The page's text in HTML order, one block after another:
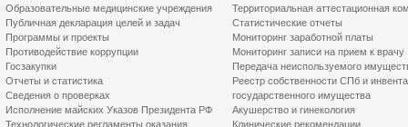
Образовательные медицинские учреждения
Публичная декларация целей и задач
Программы и проекты
Противодействие коррупции
Госзакупки
Отчеты и статистика
Сведения о проверках
Исполнение майских Указов Президента РФ
Технологические регламенты оказания
Территориальная аттестационная
Статистические отчеты
Мониторинг заработной платы
Мониторинг записи на прием к врачу
Передача неиспользуемого
Реестр собственности СПб и
государственного имущества
Акушерство и гинекология
Клинические рекомендации